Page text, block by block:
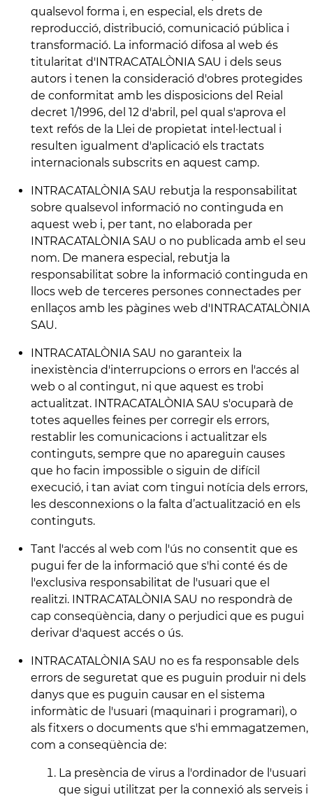
qualsevol forma i, en especial, els drets de
reproducció, distribució, comunicació pública i
transformació. La informació difosa al web és
titularitat d'INTRACATALÒNIA SAU i dels seus
autors i tenen la consideració d'obres protegides
de conformitat amb les disposicions del Reial
decret 1/1996, del 12 d'abril, pel qual s'aprova el
text refós de la Llei de propietat intel·lectual i
resulten igualment d'aplicació els tractats
internacionals subscrits en aquest camp.
INTRACATALÒNIA SAU rebutja la responsabilitat
sobre qualsevol informació no continguda en
aquest web i, per tant, no elaborada per
INTRACATALÒNIA SAU o no publicada amb el seu
nom. De manera especial, rebutja la
responsabilitat sobre la informació continguda en
llocs web de terceres persones connectades per
enllaços amb les pàgines web d'INTRACATALÒNIA
SAU.
INTRACATALÒNIA SAU no garanteix la
inexistència d'interrupcions o errors en l'accés al
web o al contingut, ni que aquest es trobi
actualitzat. INTRACATALÒNIA SAU s'ocuparà de
totes aquelles feines per corregir els errors,
restablir les comunicacions i actualitzar els
continguts, sempre que no apareguin causes
que ho facin impossible o siguin de difícil
execució, i tan aviat com tingui notícia dels errors,
les desconnexions o la falta d’actualització en els
continguts.
Tant l'accés al web com l'ús no consentit que es
pugui fer de la informació que s'hi conté és de
l'exclusiva responsabilitat de l'usuari que el
realitzi. INTRACATALÒNIA SAU no respondrà de
cap conseqüència, dany o perjudici que es pugui
derivar d'aquest accés o ús.
INTRACATALÒNIA SAU no es fa responsable dels
errors de seguretat que es puguin produir ni dels
danys que es puguin causar en el sistema
informàtic de l'usuari (maquinari i programari), o
als fitxers o documents que s'hi emmagatzemen,
com a conseqüència de:
La presència de virus a l'ordinador de l'usuari
que sigui utilitzat per la connexió als serveis i